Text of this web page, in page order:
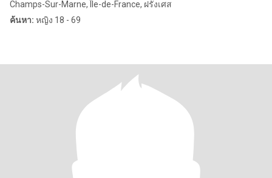
Champs-Sur-Marne, Île-de-France, ฝรั่งเศส
ค้นหา: หญิง 18 - 69